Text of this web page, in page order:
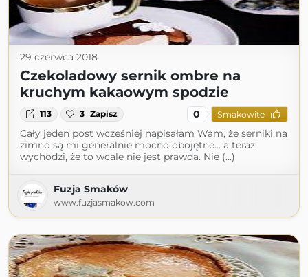
29 czerwca 2018
Czekoladowy sernik ombre na
kruchym kakaowym spodzie
113 3 Zapisz 0 Smakowite
Cały jeden post wcześniej napisałam Wam, że serniki na
zimno są mi generalnie mocno obojętne... a teraz
wychodzi, że to wcale nie jest prawda. Nie (...)
Fuzja Smaków
www.fuzjasmakow.com